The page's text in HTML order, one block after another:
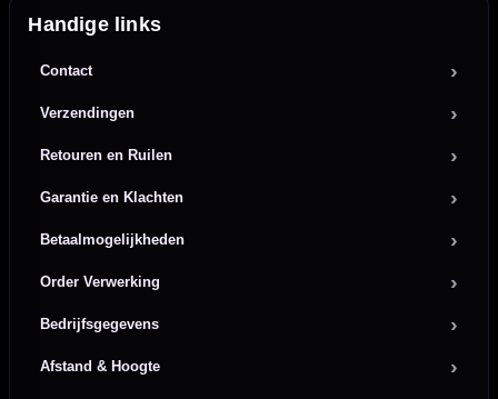
Handige links
Contact
Verzendingen
Retouren en Ruilen
Garantie en Klachten
Betaalmogelijkheden
Order Verwerking
Bedrijfsgegevens
Afstand & Hoogte